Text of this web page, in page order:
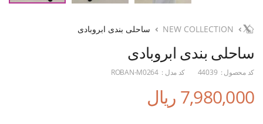
NEW COLLECTION ساحلی بندی ابروبادی
ساحلی بندی ابروبادی
کد محصول : 44039 کد مدل : ROBAN-M0264
7,980,000 ریال